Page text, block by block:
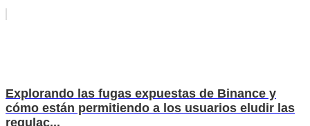
Explorando las fugas expuestas de Binance y
cómo están permitiendo a los usuarios eludir las
regulac...